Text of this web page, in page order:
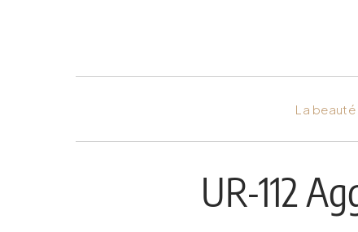
La
UR-112